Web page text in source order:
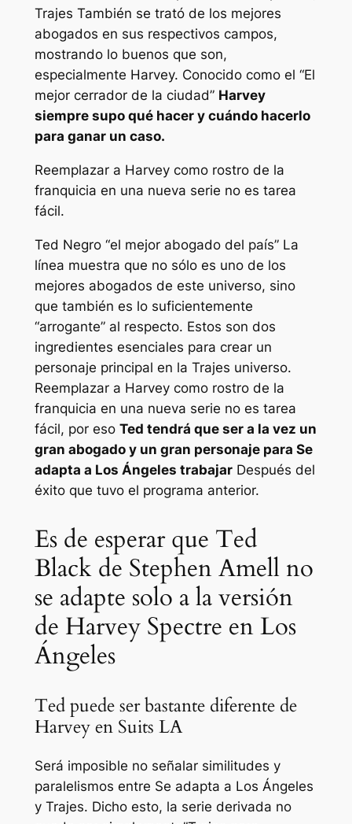
Trajes También se trató de los mejores
abogados en sus respectivos campos,
mostrando lo buenos que son,
especialmente Harvey. Conocido como el “El
mejor cerrador de la ciudad” Harvey
siempre supo qué hacer y cuándo hacerlo
para ganar un caso.
Reemplazar a Harvey como rostro de la
franquicia en una nueva serie no es tarea
fácil.
Ted Negro “el mejor abogado del país”La
línea muestra que no sólo es uno de los
mejores abogados de este universo, sino
que también es lo suficientemente
“arrogante” al respecto. Estos son dos
ingredientes esenciales para crear un
personaje principal en la Trajes universo.
Reemplazar a Harvey como rostro de la
franquicia en una nueva serie no es tarea
fácil, por eso Ted tendrá que ser a la vez un
gran abogado y un gran personaje para Se
adapta a Los Ángeles trabajarDespués del
éxito que tuvo el programa anterior.
Es de esperar que Ted
Black de Stephen Amell no
se adapte solo a la versión
de Harvey Spectre en Los
Ángeles
Ted puede ser bastante diferente de
Harvey en Suits LA
Será imposible no señalar similitudes y
paralelismos entre Se adapta a Los Ángeles
y Trajes. Dicho esto, la serie derivada no